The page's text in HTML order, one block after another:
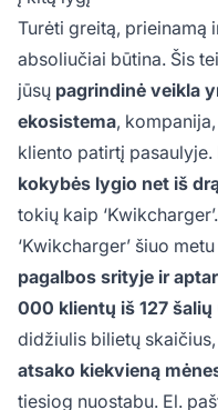
Turėti greitą, prieinamą
absoliučiai būtina. Šis
jūsų pagrindinė veikla
ekosistema,
kliento patirtį
kokybės lygio net iš
tokių kaip ‘Kwikcharger’.
‘Kwikcharger’ šiuo
pagalbos srityje ir
000 klientų iš 127 šalių
didžiulis bilietų
atsako kiekvieną
tiesiog nuostabu. El.